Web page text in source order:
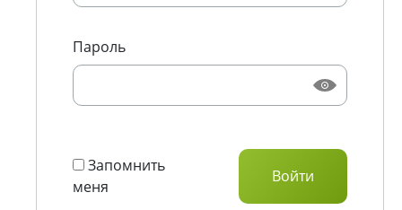
Пароль
Запомнить
меня